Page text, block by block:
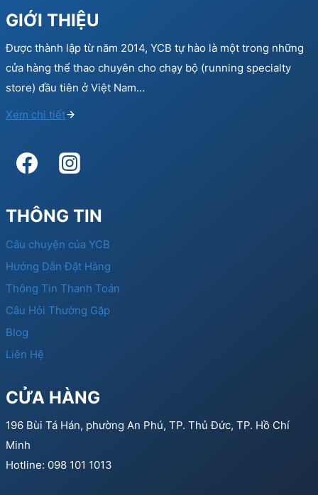
GIỚI THIỆU
Được thành lập từ năm 2014, YCB tự hào là một trong những
cửa hàng thể thao chuyên cho chạy bộ (running specialty
store) đầu tiên ở Việt Nam…
Xem chi tiết
THÔNG TIN
Câu chuyện của YCB
Hướng Dẫn Đặt Hàng
Thông Tin Thanh Toán
Câu Hỏi Thường Gặp
Blog
Liên Hệ
CỬA HÀNG
196 Bùi Tá Hán, phường An Phú, TP. Thủ Đức, TP. Hồ Chí
Minh
Hotline: 098 101 1013